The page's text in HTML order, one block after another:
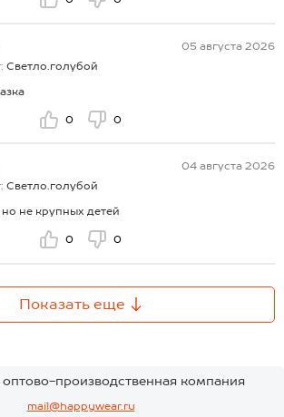
05 августа 2026
Светло.голубой
0 0
04 августа 2026
Светло.голубой
не крупных детей
0 0
Показать еще
производственная компания
mail@happywear.ru